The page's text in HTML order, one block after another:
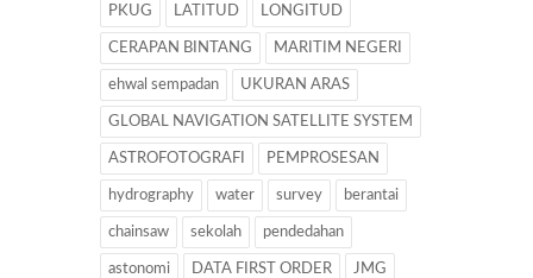
PKUG LATITUD LONGITUD
CERAPAN BINTANG MARITIM NEGERI
ehwal sempadan UKURAN ARAS
GLOBAL NAVIGATION SATELLITE SYSTEM
ASTROFOTOGRAFI PEMPROSESAN
hydrography water survey berantai
chainsaw sekolah pendedahan
astonomi DATA FIRST ORDER JMG